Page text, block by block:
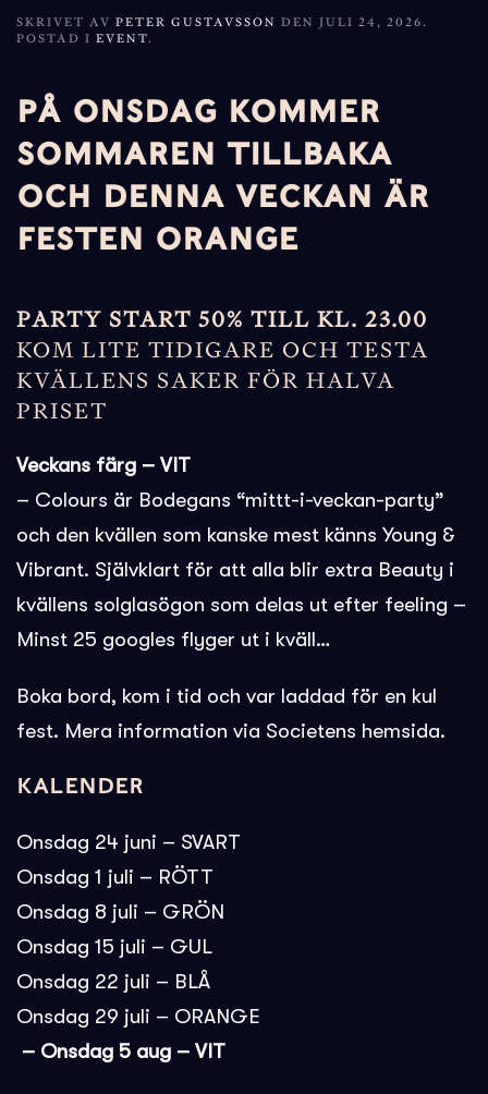
SKRIVET AV PETER GUSTAVSSON DEN JULI 24, 2026 .
POSTAD I EVENT.
PÅ ONSDAG KOMMER
SOMMAREN TILLBAKA
OCH DENNA VECKAN ÄR
FESTEN ORANGE
PARTY START 50% TILL KL. 23.00
KOM LITE TIDIGARE OCH TESTA
KVÄLLENS SAKER FÖR HALVA
PRISET
Veckans färg – VIT
– Colours är Bodegans “mittt-i-veckan-party”
och den kvällen som kanske mest känns Young &
Vibrant. Självklart för att alla blir extra Beauty i
kvällens solglasögon som delas ut efter feeling –
Minst 25 googles flyger ut i kväll…
Boka bord, kom i tid och var laddad för en kul
fest. Mera information via Societens hemsida.
Kalender
Onsdag 24 juni – SVART
Onsdag 1 juli – RÖTT
Onsdag 8 juli – GRÖN
Onsdag 15 juli – GUL
Onsdag 22 juli – BLÅ
Onsdag 29 juli – ORANGE
– Onsdag 5 aug – VIT